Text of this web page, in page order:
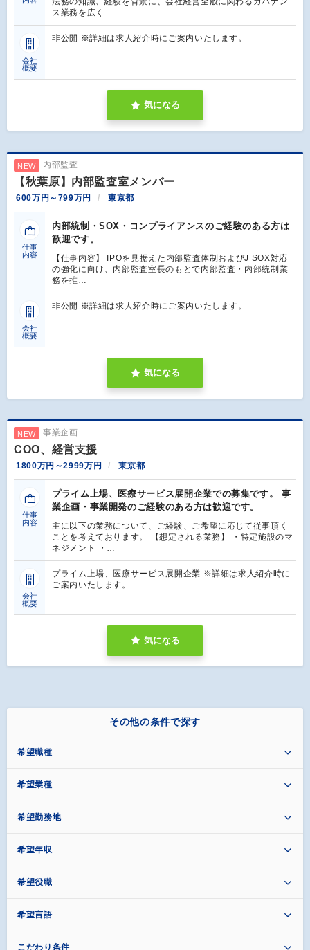
ス業務を広く…
会社
概要
非公開 ※詳細は求人紹介時にご案内いたします。
気になる
NEW 内部監査
【秋葉原】内部監査室メンバー
600万円～799万円 東京都
仕事
内容
内部統制・SOX・コンプライアンスのご経験のある方は
歓迎です。
【仕事内容】 IPOを見据えた内部監査体制およびJ SOX対応
の強化に向け、内部監査室長のもとで内部監査・内部統制業
務を推…
会社
概要
非公開 ※詳細は求人紹介時にご案内いたします。
気になる
NEW 事業企画
COO、経営支援
1800万円～2999万円 東京都
仕事
内容
プライム上場、医療サービス展開企業での募集です。 事
業企画・事業開発のご経験のある方は歓迎です。
主に以下の業務について、ご経験、ご希望に応じて従事頂く
ことを考えております。 【想定される業務】 ・特定施設のマ
ネジメント ・…
会社
概要
プライム上場、医療サービス展開企業 ※詳細は求人紹介時に
ご案内いたします。
気になる
その他の条件で探す
希望職種
希望業種
希望勤務地
希望年収
希望役職
希望言語
こだわり条件